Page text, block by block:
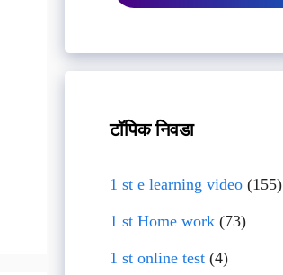
टॉपिक निवडा
1 st e learning video(155)
1 st Home work(73)
1 st online test(4)